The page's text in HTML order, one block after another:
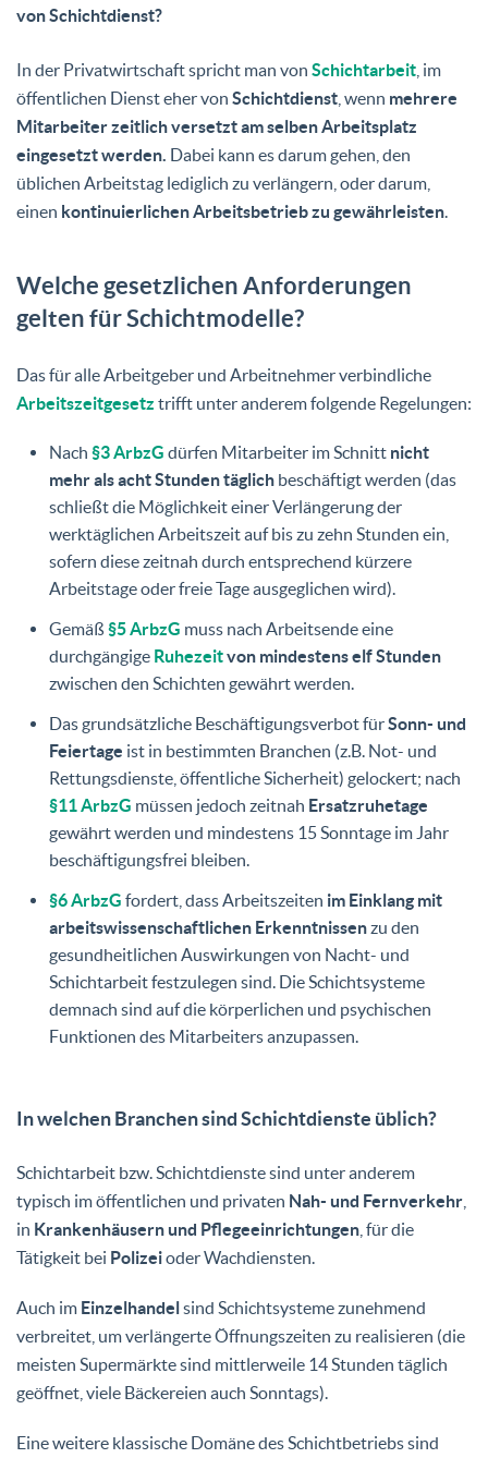
von Schichtdienst?
In der Privatwirtschaft spricht man von Schichtarbeit , im
öffentlichen Dienst eher von Schichtdienst , wenn mehrere
Mitarbeiter zeitlich versetzt am selben Arbeitsplatz
eingesetzt werden. Dabei kann es darum gehen, den
üblichen Arbeitstag lediglich zu verlängern, oder darum,
einen kontinuierlichen Arbeitsbetrieb zu gewährleisten.
Welche gesetzlichen Anforderungen
gelten für Schichtmodelle?
Das für alle Arbeitgeber und Arbeitnehmer verbindliche
Arbeitszeitgesetz trifft unter anderem folgende Regelungen:
Nach §3 ArbzG dürfen Mitarbeiter im Schnitt nicht
mehr als acht Stunden täglich beschäftigt werden (das
schließt die Möglichkeit einer Verlängerung der
werktäglichen Arbeitszeit auf bis zu zehn Stunden ein,
sofern diese zeitnah durch entsprechend kürzere
Arbeitstage oder freie Tage ausgeglichen wird).
Gemäß §5 ArbzG muss nach Arbeitsende eine
durchgängige Ruhezeitvon mindestens elf Stunden
zwischen den Schichten gewährt werden.
Das grundsätzliche Beschäftigungsverbot fürSonn- und
Feiertage ist in bestimmten Branchen (z.B. Not- und
Rettungsdienste, öffentliche Sicherheit) gelockert; nach
§11 ArbzG müssen jedoch zeitnah Ersatzruhetage
gewährt werden und mindestens 15 Sonntage im Jahr
beschäftigungsfrei bleiben.
§6 ArbzG fordert, dass Arbeitszeiten im Einklang mit
arbeitswissenschaftlichen Erkenntnissenzu den
gesundheitlichen Auswirkungen von Nacht- und
Schichtarbeit festzulegen sind. Die Schichtsysteme
demnach sind auf die körperlichen und psychischen
Funktionen des Mitarbeiters anzupassen.
In welchen Branchen sind Schichtdienste üblich?
Schichtarbeit bzw. Schichtdienste sind unter anderem
typisch im öffentlichen und privaten Nah- und Fernverkehr
in Krankenhäusern und Pflegeeinrichtungen , für die
Tätigkeit bei Polizeioder Wachdiensten.
Auch im Einzelhandelsind Schichtsysteme zunehmend
verbreitet, um verlängerte Öffnungszeiten zu realisieren (die
meisten Supermärkte sind mittlerweile 14 Stunden täglich
geöffnet, viele Bäckereien auch Sonntags).
Eine weitere klassische Domäne des Schichtbetriebs sind